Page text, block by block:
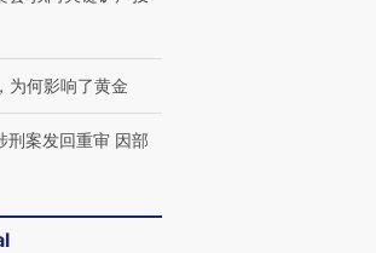
为何影响了黄金
刑案发回重审 因部